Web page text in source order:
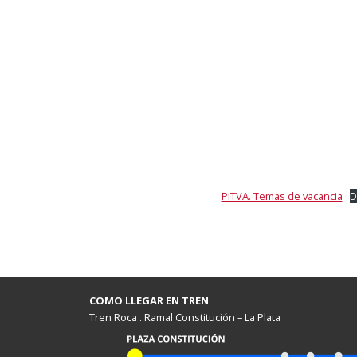
PITVA. Temas de vacancia
COMO LLEGAR EN TREN
Tren Roca . Ramal Constitución – La Plata